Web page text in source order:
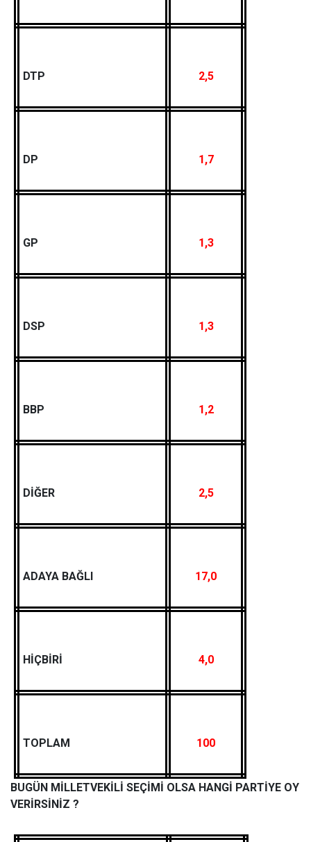
DTP 2,5
DP 1,7
GP 1,3
DSP 1,3
BBP 1,2
DİĞER 2,5
ADAYA BAĞLI 17,0
HİÇBİRİ 4,0
TOPLAM 100
BUGÜN MİLLETVEKİLİ SEÇİMİ OLSA HANGİ PARTİYE OY
VERİRSİNİZ ?